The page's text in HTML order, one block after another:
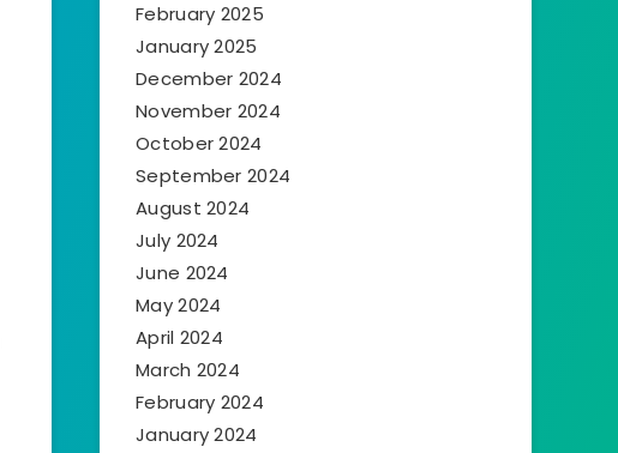
February 2025
January 2025
December 2024
November 2024
October 2024
September 2024
August 2024
July 2024
June 2024
May 2024
April 2024
March 2024
February 2024
January 2024